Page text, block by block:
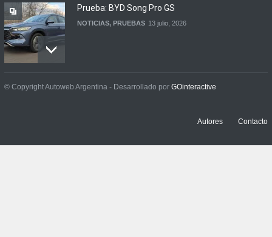
Prueba: BYD Song Pro GS
NOTICIAS, PRUEBAS 13 julio, 2026
Contacto: Jeep Wrangler
© Copyright Autoweb Argentina - Desarrollado por GOinteractive
Autores Contacto